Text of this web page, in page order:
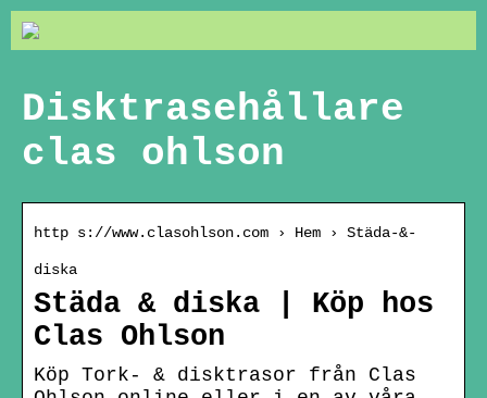
Disktrasehållare
clas ohlson
http s://www.clasohlson.com › Hem › Städa-&-
diska
Städa & diska | Köp hos
Clas Ohlson
Köp Tork- & disktrasor från Clas